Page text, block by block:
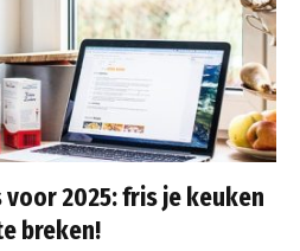
2025: fris je keuken
breken!